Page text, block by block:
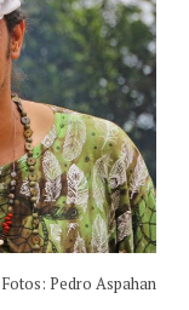
Pedro Aspahan